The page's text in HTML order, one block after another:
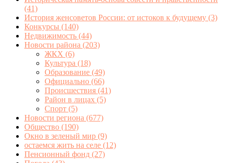
(41)
История женсоветов России: от истоков к будущему (3)
Конкурсы (140)
Недвижимость (44)
Новости района (203)
ЖКХ (6)
Культура (18)
Образование (49)
Официально (66)
Происшествия (41)
Район в лицах (5)
Спорт (5)
Новости региона (677)
Общество (190)
Окно в зеленый мир (9)
остаемся жить на селе (12)
Пенсионный фонд (27)